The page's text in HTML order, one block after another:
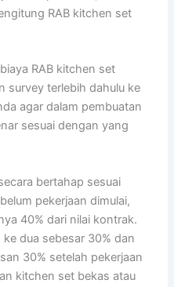
RAB kitchen set
RAB kitchen set
survey terlebih dahulu ke
agar dalam pembuatan
sesuai dengan yang
bertahap sesuai
pekerjaan dimulai,
40% dari nilai kontrak.
dua sebesar 30% dan
30% setelah pekerjaan
kitchen set bekas atau